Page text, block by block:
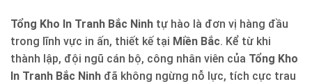
Tổng Kho In Tranh Bắc Ninh tự hào là đơn vị hàng đầu
trong lĩnh vực in ấn, thiết kế tại Miền Bắc. Kể từ khi
thành lập, đội ngũ cán bộ, công nhân viên của Tổng Kho
In Tranh Bắc Ninh đã không ngừng nỗ lực, tích cực trau